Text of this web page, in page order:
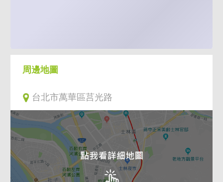
周邊地圖
台北市萬華區莒光路